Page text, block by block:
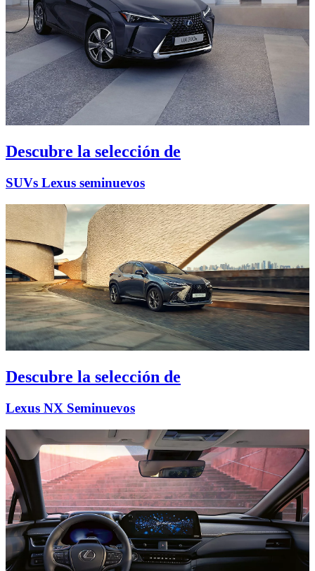
Descubre la selección de
SUVs Lexus seminuevos
Descubre la selección de
Lexus NX Seminuevos